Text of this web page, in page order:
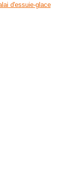
d'essuie-glace